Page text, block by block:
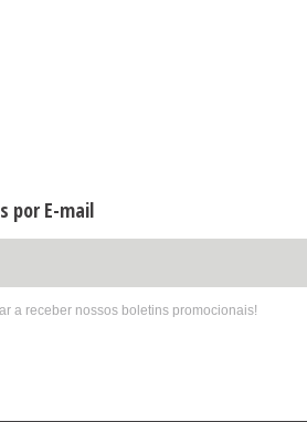
por E-mail
a receber nossos boletins promocionais!